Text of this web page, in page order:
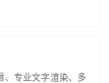
、专业文字渲染、多